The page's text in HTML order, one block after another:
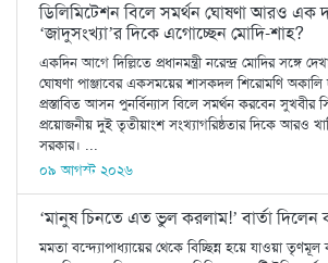
ডিলিমিটেশন বিলে সমর্থন ঘোষণা আরও এক
‘জাদুসংখ্যা’র দিকে এগোচ্ছেন মোদি-শাহ?
একদিন আগে দিল্লিতে প্রধানমন্ত্রী নরেন্দ্র মোদির সঙ্গে
ঘোষণা পাঞ্জাবের একসময়ের শাসকদল শিরোমণি অকালি
প্রস্তাবিত আসন পুনর্বিন্যাস বিলে সমর্থন করবেন সুখবীর
প্রয়োজনীয় দুই তৃতীয়াংশ সংখ্যাগরিষ্ঠতার দিকে আরও
সরকার। ...
০৯ আগস্ট ২০২৬
‘মানুষ চিনতে এত ভুল করলাম!’ বার্তা দিলেন
মমতা বন্দ্যোপাধ্যায়ের থেকে বিচ্ছিন্ন হয়ে যাওয়া তৃণমূল